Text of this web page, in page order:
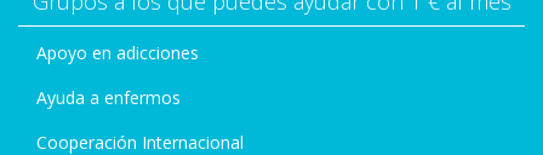
Apoyo en adicciones
Ayuda a enfermos
Cooperación Internacional